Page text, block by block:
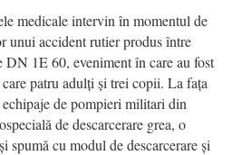
medicale intervin în momentul de
unui accident rutier produs între
1E 60, eveniment în care au fost
patru adulți și trei copii. La fața
de pompieri militari din
de descarcerare grea, o
spumă cu modul de descarcerare și